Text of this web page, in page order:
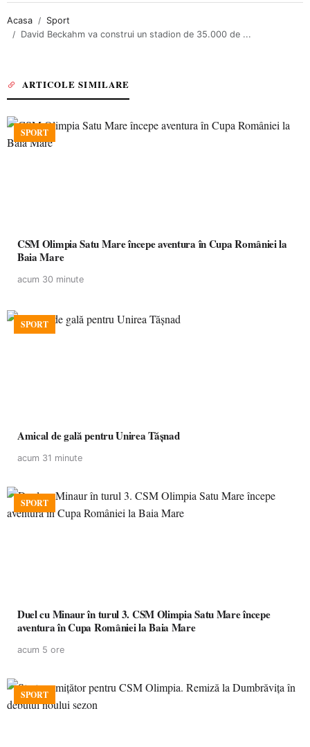
Acasa
Sport
David Beckahm va construi un stadion de 35.000 de ...
ARTICOLE SIMILARE
SPORT
CSM Olimpia Satu Mare începe aventura în Cupa României la
Baia Mare
acum 30 minute
SPORT
Amical de gală pentru Unirea Tășnad
acum 31 minute
SPORT
Duel cu Minaur în turul 3. CSM Olimpia Satu Mare începe
aventura în Cupa României la Baia Mare
acum 5 ore
SPORT